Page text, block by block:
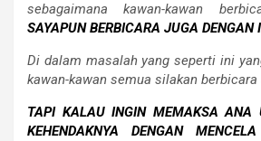
sebagaimana kawan-kawan
SAYAPUN BERBICARA JUGA DENGAN
Di dalam masalah yang seperti ini
kawan-kawan semua silakan berbicara
TAPI KALAU INGIN MEMAKSA ANA
KEHENDAKNYA DENGAN